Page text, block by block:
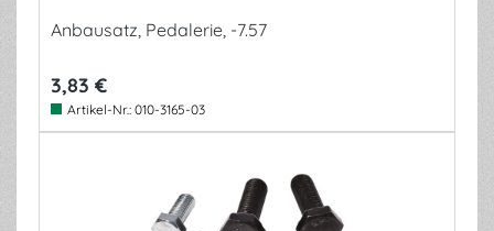
Anbausatz, Pedalerie, -7.57
3,83 €
Artikel-Nr.: 010-3165-03